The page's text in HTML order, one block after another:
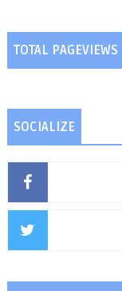
TOTAL PAGEVIEWS
SOCIALIZE